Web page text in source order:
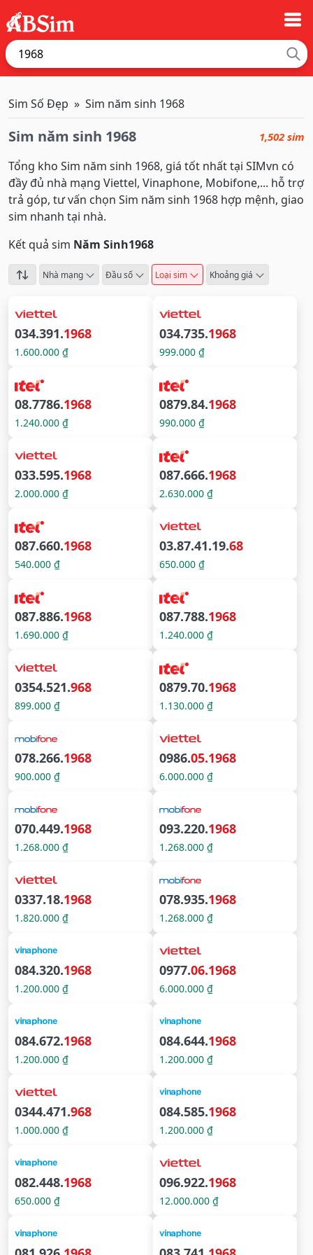
Sim Số Đẹp Sim năm sinh 1968
Sim năm sinh 1968 1,502 sim
Tổng kho Sim năm sinh 1968, giá tốt nhất tại SIMvn có
đầy đủ nhà mạng Viettel, Vinaphone, Mobifone,... hỗ trợ
trả góp, tư vấn chọn Sim năm sinh 1968 hợp mệnh, giao
sim nhanh tại nhà.
Kết quả sim Năm Sinh1968
Nhà mạng Đầu số Loại sim Khoảng giá
034.391.1968
1.600.000 ₫
034.735.1968
999.000 ₫
08.7786.1968
1.240.000 ₫
0879.84.1968
990.000 ₫
033.595.1968
2.000.000 ₫
087.666.1968
2.630.000 ₫
087.660.1968
540.000 ₫
03.87.41.19.68
650.000 ₫
087.886.1968
1.690.000 ₫
087.788.1968
1.240.000 ₫
0354.521.968
899.000 ₫
0879.70.1968
1.130.000 ₫
078.266.1968
900.000 ₫
0986.05.1968
6.000.000 ₫
070.449.1968
1.268.000 ₫
093.220.1968
1.268.000 ₫
0337.18.1968
1.820.000 ₫
078.935.1968
1.268.000 ₫
084.320.1968
1.200.000 ₫
0977.06.1968
6.000.000 ₫
084.672.1968
1.200.000 ₫
084.644.1968
1.200.000 ₫
0344.471.968
1.000.000 ₫
084.585.1968
1.200.000 ₫
082.448.1968
650.000 ₫
096.922.1968
12.000.000 ₫